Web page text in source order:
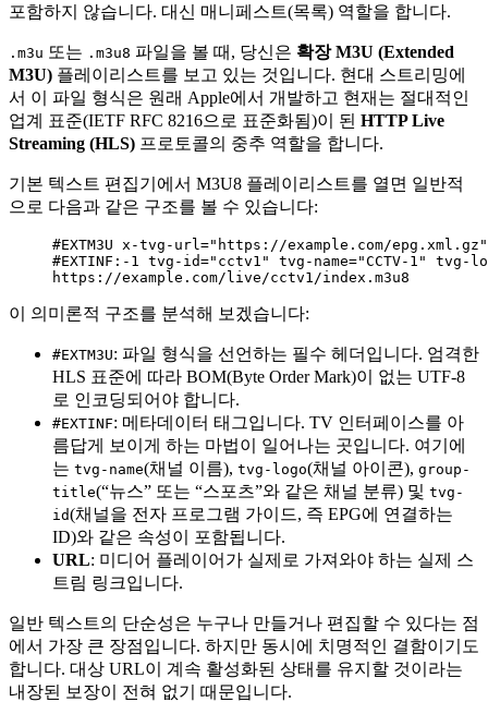
포함하지 않습니다. 대신 매니페스트(목록) 역할을 합니다.
.m3u 또는 .m3u8 파일을 볼 때, 당신은 확장 M3U (Extended
M3U) 플레이리스트를 보고 있는 것입니다. 현대 스트리밍에
서 이 파일 형식은 원래 Apple에서 개발하고 현재는 절대적인
업계 표준(IETF RFC 8216으로 표준화됨)이 된 HTTP Live
Streaming (HLS) 프로토콜의 중추 역할을 합니다.
기본 텍스트 편집기에서 M3U8 플레이리스트를 열면 일반적
으로 다음과 같은 구조를 볼 수 있습니다:
#EXTM3U x-tvg-url="https://example.com/epg.xml.gz"
#EXTINF:-1 tvg-id="cctv1" tvg-name="CCTV-1" tvg-
https://example.com/live/cctv1/index.m3u8
이 의미론적 구조를 분석해 보겠습니다:
#EXTM3U: 파일 형식을 선언하는 필수 헤더입니다. 엄격한
HLS 표준에 따라 BOM(Byte Order Mark)이 없는 UTF-8
로 인코딩되어야 합니다.
#EXTINF: 메타데이터 태그입니다. TV 인터페이스를 아
름답게 보이게 하는 마법이 일어나는 곳입니다. 여기에
는 tvg-name(채널 이름), tvg-logo(채널 아이콘), group-
title(“뉴스” 또는 “스포츠”와 같은 채널 분류) 및 tvg-
id(채널을 전자 프로그램 가이드, 즉 EPG에 연결하는
ID)와 같은 속성이 포함됩니다.
URL: 미디어 플레이어가 실제로 가져와야 하는 실제 스
트림 링크입니다.
일반 텍스트의 단순성은 누구나 만들거나 편집할 수 있다는 점
에서 가장 큰 장점입니다. 하지만 동시에 치명적인 결함이기도
합니다. 대상 URL이 계속 활성화된 상태를 유지할 것이라는
내장된 보장이 전혀 없기 때문입니다.